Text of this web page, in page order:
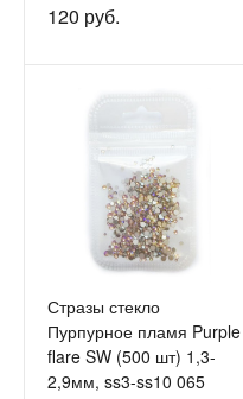
120 руб.
Стразы стекло
Пурпурное пламя Purple
flare SW (500 шт) 1,3-
2,9мм, ss3-ss10 065